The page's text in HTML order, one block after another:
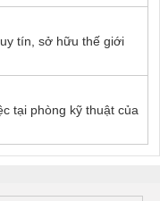
tín, sở hữu thế giới
tại phòng kỹ thuật của